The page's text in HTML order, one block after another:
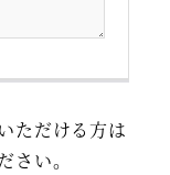
ただける方は
さい。